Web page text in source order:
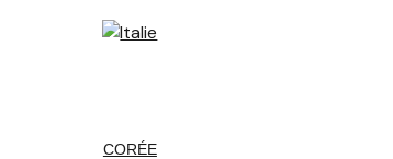
CORÉE